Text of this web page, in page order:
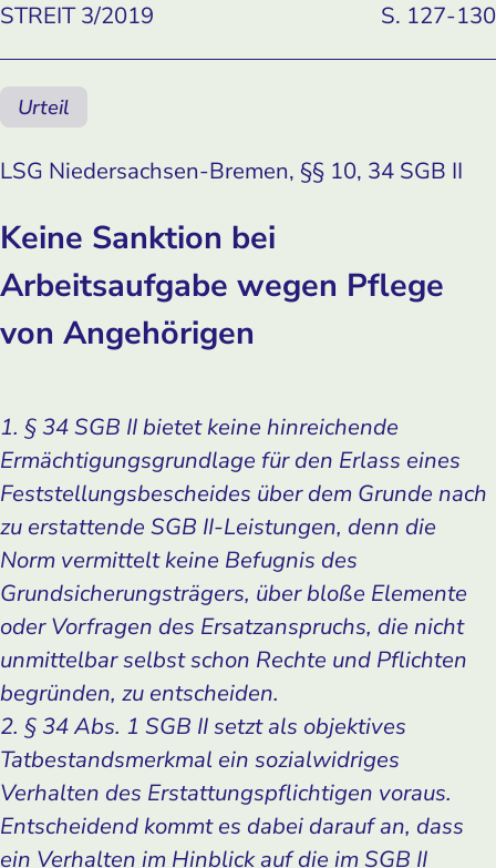
STREIT 3/2019 S. 127-130
Urteil
LSG Niedersachsen-Bremen, §§ 10, 34 SGB II
Keine Sanktion bei
Arbeitsaufgabe wegen Pflege
von Angehörigen
1. § 34 SGB II bietet keine hinreichende
Ermächtigungsgrundlage für den Erlass eines
Feststellungsbescheides über dem Grunde nach
zu erstattende SGB II-Leistungen, denn die
Norm vermittelt keine Befugnis des
Grundsicherungsträgers, über bloße Elemente
oder Vorfragen des Ersatzanspruchs, die nicht
unmittelbar selbst schon Rechte und Pflichten
begründen, zu entscheiden.
2. § 34 Abs. 1 SGB II setzt als objektives
Tatbestandsmerkmal ein sozialwidriges
Verhalten des Erstattungspflichtigen voraus.
Entscheidend kommt es dabei darauf an, dass
ein Verhalten im Hinblick auf die im SGB II